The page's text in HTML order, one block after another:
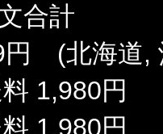
合計
円 (北海道,
1,980円
1,980円